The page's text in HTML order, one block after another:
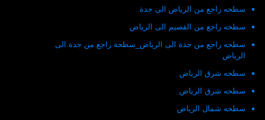
سطحه راجع من الرياض الى جدة
سطحه راجع من القصيم الى الرياض
سطحه راجع من جدة الى الرياض_سطحة راجع من جدة الى
الرياض
سطحه شرق الرياض
سطحه شرق الرياض
سطحه شمال الرياض